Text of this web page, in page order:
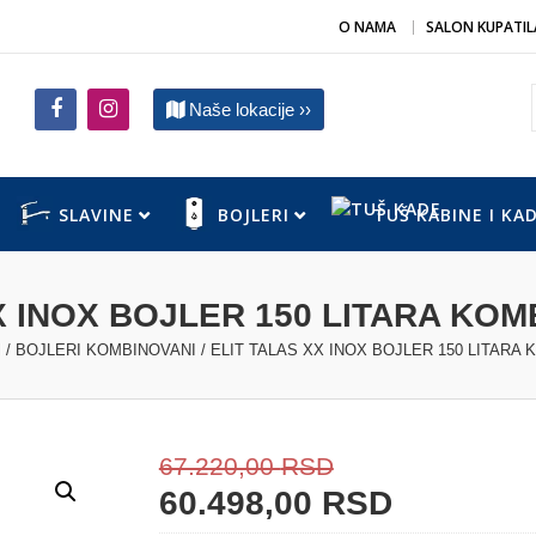
O NAMA SALON
Naše lokacije ››
SLAVINE BOJLERI TUŠ KABINE I
INOX BOJLER 150 LITARA
/ BOJLERI KOMBINOVANI / ELIT TALAS XX INOX BOJLER 150 LITARA
67.220,00RSD
60.498,00 RSD